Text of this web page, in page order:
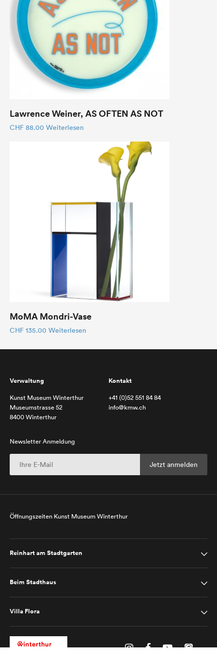
Lawrence Weiner, AS OFTEN AS NOT
CHF 88.00 Weiterlesen
MoMA Mondri-Vase
CHF 135.00 Weiterlesen
Verwaltung
Kunst Museum Winterthur
Museumstrasse 52
8400 Winterthur
Kontakt
+41 (0)52 551 84 84
info@kmw.ch
Newsletter Anmeldung
Öffnungszeiten Kunst Museum Winterthur
Reinhart am Stadtgarten
Beim Stadthaus
Villa Flora